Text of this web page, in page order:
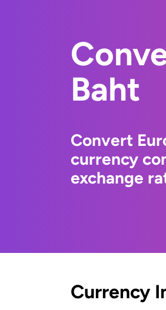
Baht
Convert
currency
exchange
Currency